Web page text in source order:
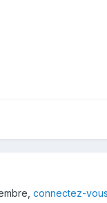
connectez-